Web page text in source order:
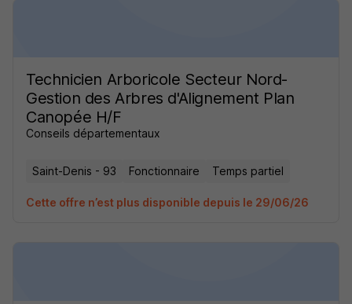
Technicien Arboricole Secteur Nord-
Gestion des Arbres d'Alignement Plan
Canopée H/F
Conseils départementaux
Saint-Denis - 93 Fonctionnaire Temps partiel
Cette offre n’est plus disponible depuis le 29/06/26